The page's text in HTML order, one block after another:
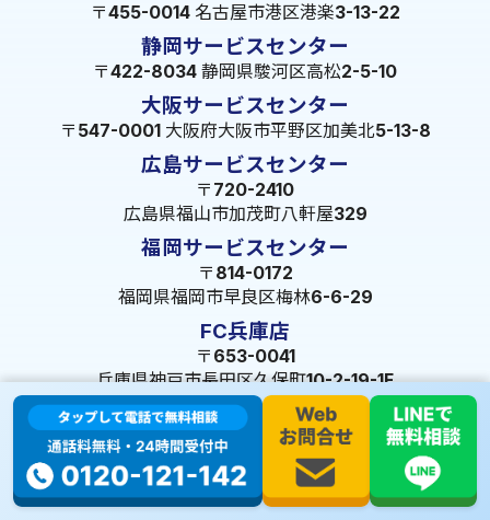
〒455-0014 名古屋市港区港楽3-13-22
静岡サービスセンター
〒422-8034 静岡県駿河区高松2-5-10
大阪サービスセンター
〒547-0001 大阪府大阪市平野区加美北5-13-8
広島サービスセンター
〒720-2410
広島県福山市加茂町八軒屋329
福岡サービスセンター
〒814-0172
福岡県福岡市早良区梅林6-6-29
FC兵庫店
〒653-0041
兵庫県神戸市長田区久保町10-2-19-1F
© 2023 株式会社ミズテック All Rights Reserved.